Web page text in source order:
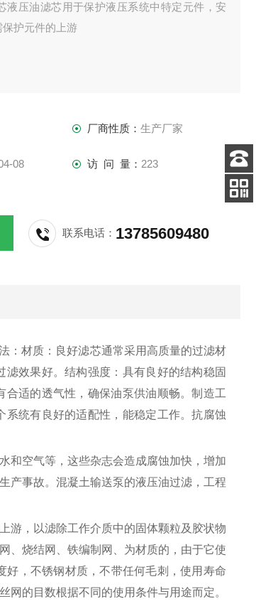
液压油滤芯用于保护液压系统中特定元件，安
护元件的上游
厂商性质： 生产厂家
08 访 问 量： 223
联系电话： 13785609480
：材质：良好滤芯通常采用高质量的过滤材
效果好。结构强度：具有良好的结构稳固
适的透气性，确保油泵供油顺畅。制造工
统有良好的适配性，能稳定工作。抗腐蚀
和空气等，这些杂志会造成腐蚀加快，增加
产事故。混凝土输送泵的液压油过滤，工程
游，以滤除工作介质中的固体颗粒及胶状物
、烧结网、铁编制网、为材质的，由于它使
好，不锈钢材质，不带任何毛刺，使用寿命
的目数根据不同的使用条件与用途而定。
客服
电话